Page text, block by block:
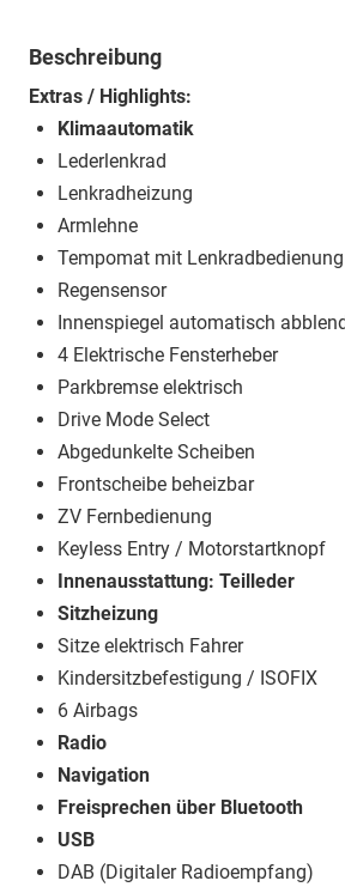
Beschreibung
Extras / Highlights:
Klimaautomatik
Lederlenkrad
Lenkradheizung
Armlehne
Tempomat mit Lenkradbedienung
Regensensor
Innenspiegel automatisch
4 Elektrische Fensterheber
Parkbremse elektrisch
Drive Mode Select
Abgedunkelte Scheiben
Frontscheibe beheizbar
ZV Fernbedienung
Keyless Entry / Motorstartknopf
Innenausstattung: Teilleder
Sitzheizung
Sitze elektrisch Fahrer
Kindersitzbefestigung / ISOFIX
6 Airbags
Radio
Navigation
Freisprechen über Bluetooth
USB
DAB (Digitaler Radioempfang)